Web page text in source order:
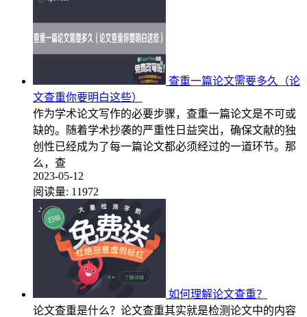
查重一篇论文需要多久（论
文查重你要明白这些）
作为学术论文写作的必要步骤，查重一篇论文是不可或
缺的。随着学术抄袭的严重性日益突出，确保文献的独
创性已经成为了每一篇论文都必须经过的一道环节。那
么，查
2023-05-12
阅读量: 11972
如何理解论文查重？
论文查重是什么？论文查重其实就是检测论文中的内容